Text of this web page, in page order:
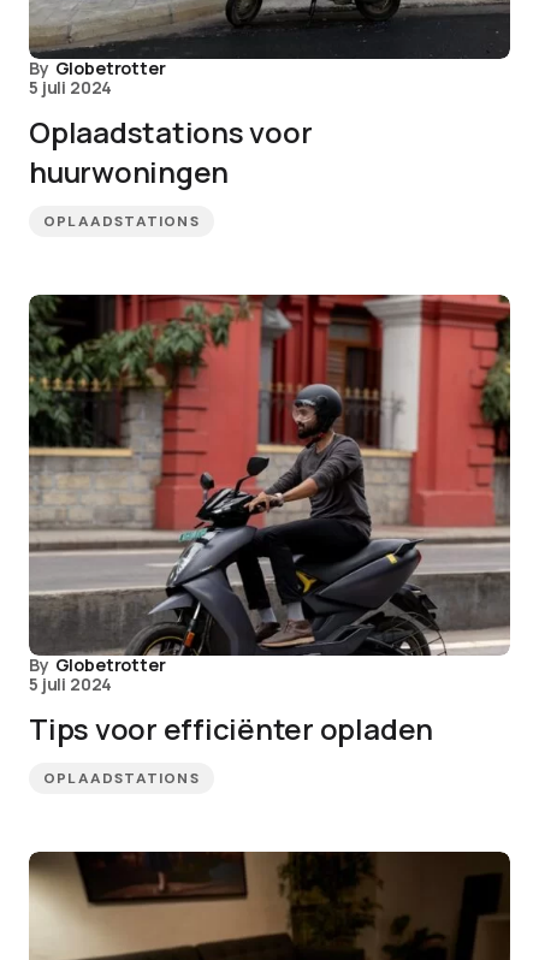
By Globetrotter
5 juli 2024
Oplaadstations voor
huurwoningen
OPLAADSTATIONS
By Globetrotter
5 juli 2024
Tips voor efficiënter opladen
OPLAADSTATIONS